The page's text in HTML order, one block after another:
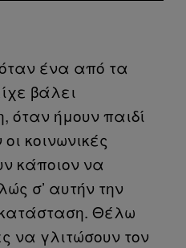
ένα από τα
βάλει
όταν ήμουν παιδί
κοινωνικές
κάποιον να
σ’ αυτήν την
Θέλω
να γλιτώσουν τον